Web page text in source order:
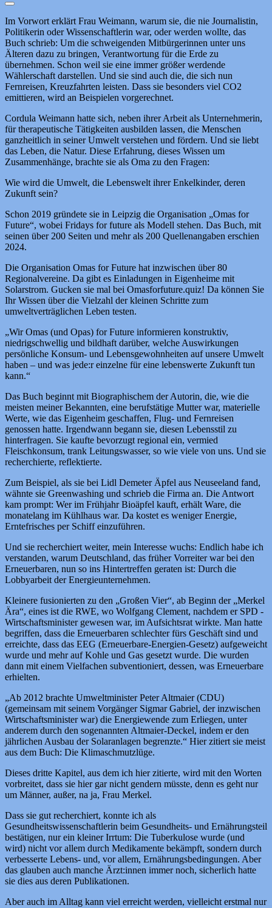
Im Vorwort erklärt Frau Weimann, warum sie, die nie Journalistin,
Politikerin oder Wissenschaftlerin war, oder werden wollte, das
Buch schrieb: Um die schweigenden Mitbürgerinnen unter uns
Älteren dazu zu bringen, Verantwortung für die Erde zu
übernehmen. Schon weil sie eine immer größer werdende
Wählerschaft darstellen. Und sie sind auch die, die sich nun
Fernreisen, Kreuzfahrten leisten. Dass sie besonders viel CO2
emittieren, wird an Beispielen vorgerechnet.
Cordula Weimann hatte sich, neben ihrer Arbeit als Unternehmerin,
für therapeutische Tätigkeiten ausbilden lassen, die Menschen
ganzheitlich in seiner Umwelt verstehen und fördern. Und sie liebt
das Leben, die Natur. Diese Erfahrung, dieses Wissen um
Zusammenhänge, brachte sie als Oma zu den Fragen:
Wie wird die Umwelt, die Lebenswelt ihrer Enkelkinder, deren
Zukunft sein?
Schon 2019 gründete sie in Leipzig die Organisation „Omas for
Future“, wobei Fridays for future als Modell stehen. Das Buch, mit
seinen über 200 Seiten und mehr als 200 Quellenangaben erschien
2024.
Die Organisation Omas for Future hat inzwischen über 80
Regionalvereine. Da gibt es Einladungen in Eigenheime mit
Solarstrom. Gucken sie mal bei Omasforfuture.quiz! Da können Sie
Ihr Wissen über die Vielzahl der kleinen Schritte zum
umweltverträglichen Leben testen.
„Wir Omas (und Opas) for Future informieren konstruktiv,
niedrigschwellig und bildhaft darüber, welche Auswirkungen
persönliche Konsum- und Lebensgewohnheiten auf unsere Umwelt
haben – und was jede:r einzelne für eine lebenswerte Zukunft tun
kann.“
Das Buch beginnt mit Biographischem der Autorin, die, wie die
meisten meiner Bekannten, eine berufstätige Mutter war, materielle
Werte, wie das Eigenheim geschaffen, Flug- und Fernreisen
genossen hatte. Irgendwann begann sie, diesen Lebensstil zu
hinterfragen. Sie kaufte bevorzugt regional ein, vermied
Fleischkonsum, trank Leitungswasser, so wie viele von uns. Und sie
recherchierte, reflektierte.
Zum Beispiel, als sie bei Lidl Demeter Äpfel aus Neuseeland fand,
wähnte sie Greenwashing und schrieb die Firma an. Die Antwort
kam prompt: Wer im Frühjahr Bioäpfel kauft, erhält Ware, die
monatelang im Kühlhaus war. Da kostet es weniger Energie,
Erntefrisches per Schiff einzuführen.
Und sie recherchiert weiter, mein Interesse wuchs: Endlich habe ich
verstanden, warum Deutschland, das früher Vorreiter war bei den
Erneuerbaren, nun so ins Hintertreffen geraten ist: Durch die
Lobbyarbeit der Energieunternehmen.
Kleinere fusionierten zu den „Großen Vier“, ab Beginn der „Merkel
Ära“, eines ist die RWE, wo Wolfgang Clement, nachdem er SPD -
Wirtschaftsminister gewesen war, im Aufsichtsrat wirkte. Man hatte
begriffen, dass die Erneuerbaren schlechter fürs Geschäft sind und
erreichte, dass das EEG (Erneuerbare-Energien-Gesetz) aufgeweicht
wurde und mehr auf Kohle und Gas gesetzt wurde. Die wurden
dann mit einem Vielfachen subventioniert, dessen, was Erneuerbare
erhielten.
„Ab 2012 brachte Umweltminister Peter Altmaier (CDU)
(gemeinsam mit seinem Vorgänger Sigmar Gabriel, der inzwischen
Wirtschaftsminister war) die Energiewende zum Erliegen, unter
anderem durch den sogenannten Altmaier-Deckel, indem er den
jährlichen Ausbau der Solaranlagen begrenzte.“ Hier zitiert sie meist
aus dem Buch: Die Klimaschmutzlüge.
Dieses dritte Kapitel, aus dem ich hier zitierte, wird mit den Worten
vorbreitet, dass sie hier gar nicht gendern müsste, denn es geht nur
um Männer, außer, na ja, Frau Merkel.
Dass sie gut recherchiert, konnte ich als
Gesundheitswissenschaftlerin beim Gesundheits- und Ernährungsteil
bestätigen, nur ein kleiner Irrtum: Die Tuberkulose wurde (und
wird) nicht vor allem durch Medikamente bekämpft, sondern durch
verbesserte Lebens- und, vor allem, Ernährungsbedingungen. Aber
das glauben auch manche Ärzt:innen immer noch, sicherlich hatte
sie dies aus deren Publikationen.
Aber auch im Alltag kann viel erreicht werden, vielleicht erstmal nur